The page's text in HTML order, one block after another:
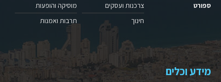
ספורט
צרכנות ועסקים
חינוך
מוסיקה והופעות
תרבות ואמנות
מידע וכלים